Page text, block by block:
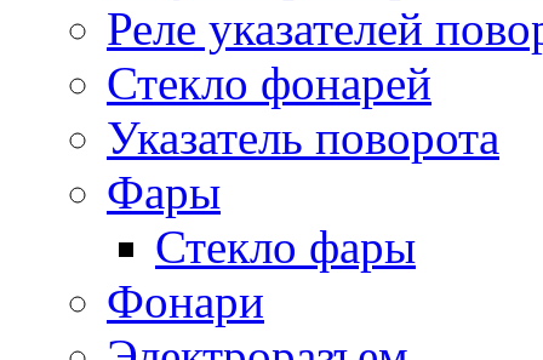
Реле указателей
Стекло фонарей
Указатель поворота
Фары
Стекло фары
Фонари